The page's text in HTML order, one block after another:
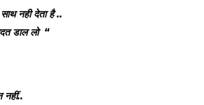
नही देता है ..
डाल लो “
नहीं..